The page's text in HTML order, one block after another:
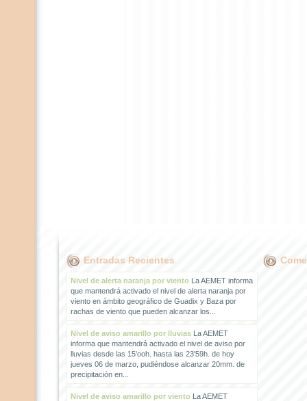
Entradas Recientes
Nivel de alerta naranja por vientoLa AEMET informa
que mantendrá activado el nivel de alerta naranja por
viento en ámbito geográfico de Guadix y Baza por
rachas de viento que pueden alcanzar los...
Nivel de aviso amarillo por lluviasLa AEMET
informa que mantendrá activado el nivel de aviso por
lluvias desde las 15'ooh. hasta las 23'59h. de hoy
jueves 06 de marzo, pudiéndose alcanzar 20mm. de
precipitación en...
Nivel de aviso amarillo por vientoLa AEMET